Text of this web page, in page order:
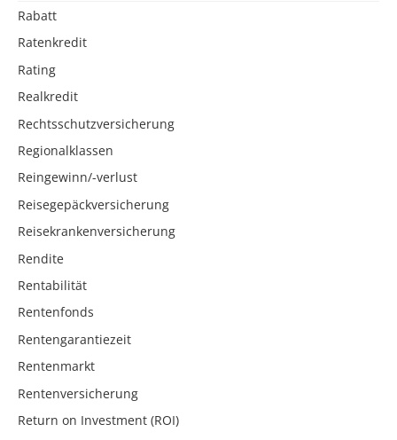
Rabatt
Ratenkredit
Rating
Realkredit
Rechtsschutzversicherung
Regionalklassen
Reingewinn/-verlust
Reisegepäckversicherung
Reisekrankenversicherung
Rendite
Rentabilität
Rentenfonds
Rentengarantiezeit
Rentenmarkt
Rentenversicherung
Return on Investment (ROI)